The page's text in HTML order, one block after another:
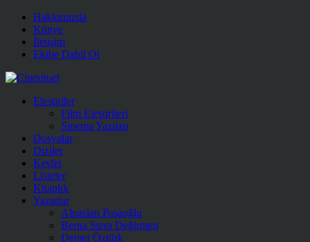
Hakkımızda
Künye
İletişim
Ekibe Dahil Ol
Eleştiriler
Film Eleştirileri
Sinema Yazıları
Dosyalar
Diziler
Keşfet
Listeler
Kitaplık
Yazarlar
Alpaslan Paşaoğlu
Berna Stera Değirmen
Demet Öztürk